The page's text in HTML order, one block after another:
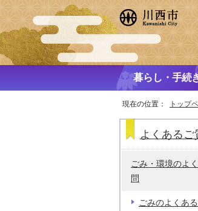
暮らし・手続
現在の位置： トップ
よくあるご
ごみ・環境のよ
問
ごみのよくあ